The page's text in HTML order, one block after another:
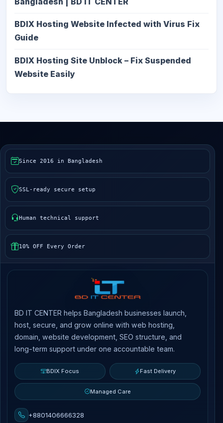
BDIX Hosting Website Infected with Virus Fix
Guide
BDIX Hosting Site Unblock – Fix Suspended
Website Easily
Since 2016 in Bangladesh
SSL-ready secure setup
Human technical support
10% OFF Every Order
BD IT CENTER helps Bangladesh businesses launch,
host, secure, and grow online with web hosting,
domain, website development, SEO structure, and
long-term support under one accountable team.
BDIX Focus Fast Delivery
Managed Care
+8801406666328